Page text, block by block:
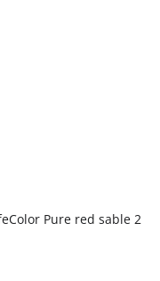
Pure red sable 2